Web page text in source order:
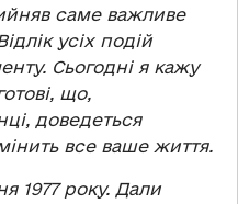
саме важливе
усіх подій
Сьогодні я кажу
що,
доведеться
все ваше життя.
1977 року. Дали